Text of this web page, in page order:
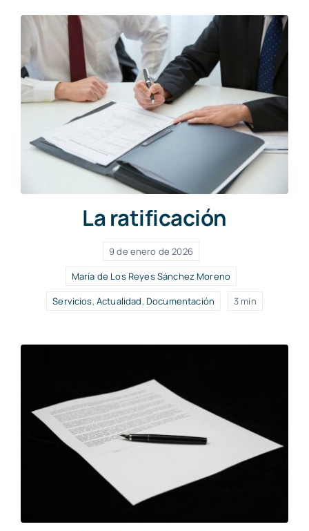
La ratificación
9 de enero de 2026
María de Los Reyes Sánchez Moreno
Servicios, Actualidad, Documentación 3 min